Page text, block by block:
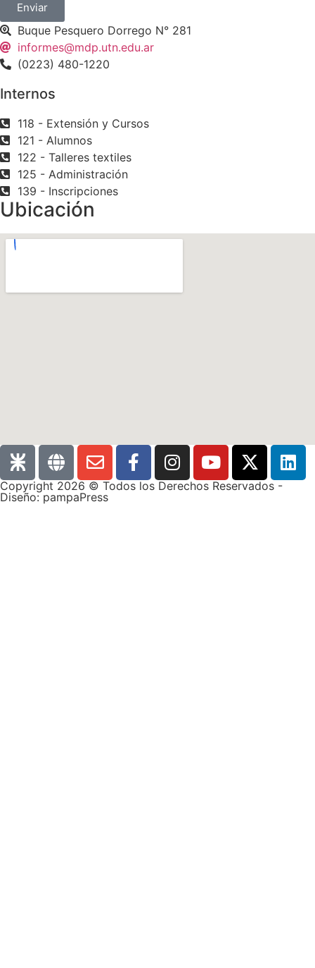
Enviar
Buque Pesquero Dorrego N° 281
informes@mdp.utn.edu.ar
(0223) 480-1220
Internos
118 - Extensión y Cursos
121 - Alumnos
122 - Talleres textiles
125 - Administración
139 - Inscripciones
Ubicación
Copyright 2026 © Todos los Derechos Reservados -
Diseño: pampaPress